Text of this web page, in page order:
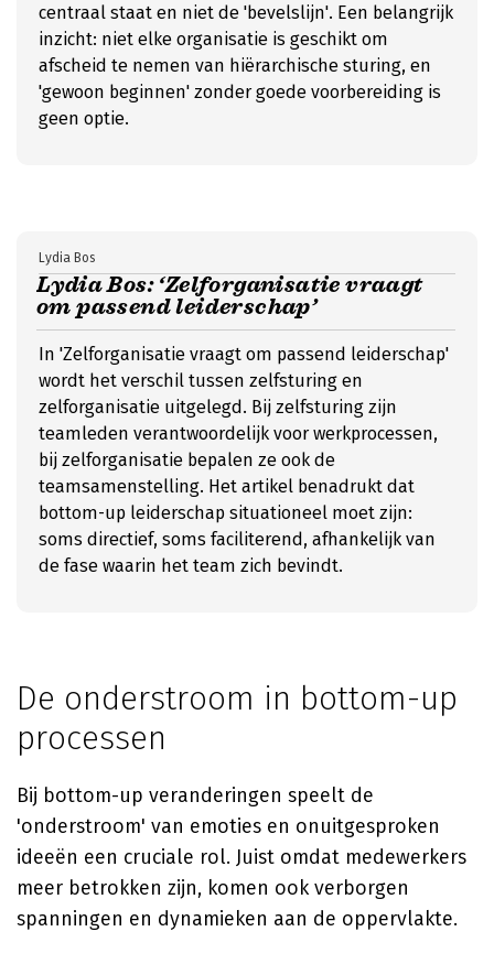
centraal staat en niet de 'bevelslijn'. Een belangrijk
inzicht: niet elke organisatie is geschikt om
afscheid te nemen van hiërarchische sturing, en
'gewoon beginnen' zonder goede voorbereiding is
geen optie.
Lydia Bos: ‘Zelforganisatie vraagt
om passend leiderschap’
Lydia Bos
In 'Zelforganisatie vraagt om passend leiderschap'
wordt het verschil tussen zelfsturing en
zelforganisatie uitgelegd. Bij zelfsturing zijn
teamleden verantwoordelijk voor werkprocessen,
bij zelforganisatie bepalen ze ook de
teamsamenstelling. Het artikel benadrukt dat
bottom-up leiderschap situationeel moet zijn:
soms directief, soms faciliterend, afhankelijk van
de fase waarin het team zich bevindt.
De onderstroom in bottom-up
processen
Bij bottom-up veranderingen speelt de
'onderstroom' van emoties en onuitgesproken
ideeën een cruciale rol. Juist omdat medewerkers
meer betrokken zijn, komen ook verborgen
spanningen en dynamieken aan de oppervlakte.